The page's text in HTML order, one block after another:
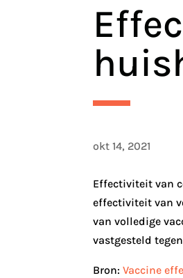
okt 14, 2021
Effectiviteit van
effectiviteit van
van volledige
vastgesteld
Bron:Vaccine